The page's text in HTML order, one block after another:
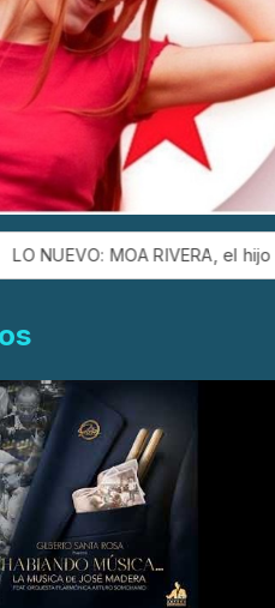
MOA RIVERA, el hijo de